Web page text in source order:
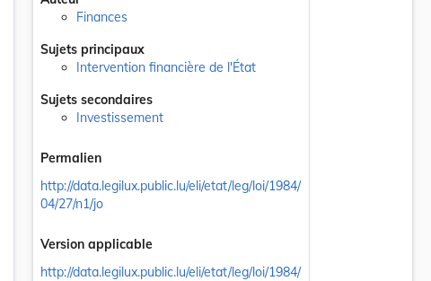
Finances
Sujets principaux
Intervention financière de l'État
Sujets secondaires
Investissement
Permalien
http://data.legilux.public.lu/eli/etat/leg/loi/1984/
04/27/n1/jo
Version applicable
http://data.legilux.public.lu/eli/etat/leg/loi/1984/